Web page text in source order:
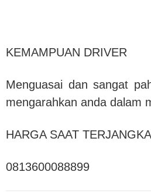
KEMAMPUAN DRIVER
Menguasai dan sangat
mengarahkan anda dalam
HARGA SAAT
0813600088899